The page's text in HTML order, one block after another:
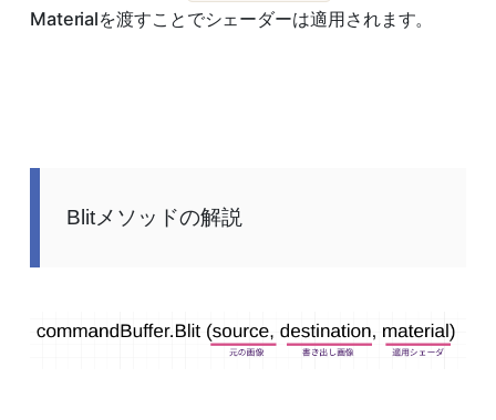
Materialを渡すことでシェーダーは適用されます。
Blitメソッドの解説